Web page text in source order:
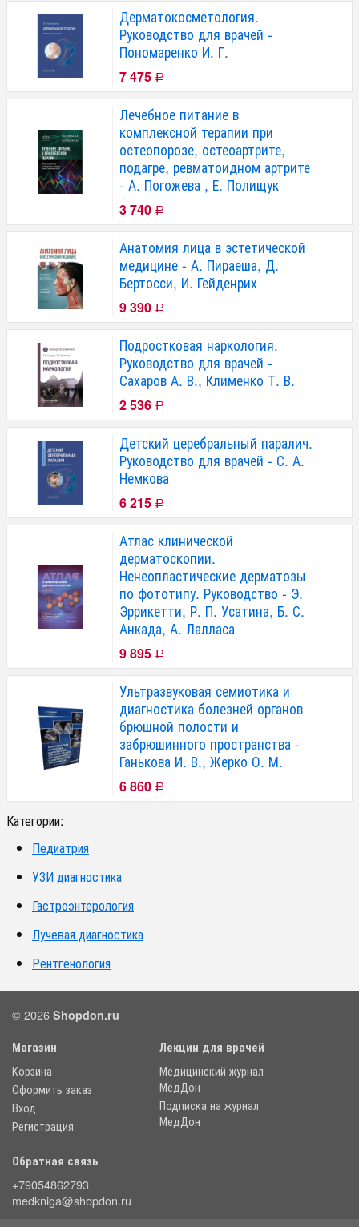
Дерматокосметология.
Руководство для врачей -
Пономаренко И. Г.
7 475 Р
Лечебное питание в
комплексной терапии при
остеопорозе, остеоартрите,
подагре, ревматоидном артрите
- А. Погожева , Е. Полищук
3 740 Р
Анатомия лица в эстетической
медицине - А. Пираеша, Д.
Бертосси, И. Гейденрих
9 390 Р
Подростковая наркология.
Руководство для врачей -
Сахаров А. В., Клименко Т. В.
2 536 Р
Детский церебральный паралич.
Руководство для врачей - С. А.
Немкова
6 215 Р
Атлас клинической
дерматоскопии.
Ненеопластические дерматозы
по фототипу. Руководство - Э.
Эррикетти, Р. П. Усатина, Б. С.
Анкада, А. Лалласа
9 895 Р
Ультразвуковая семиотика и
диагностика болезней органов
брюшной полости и
забрюшинного пространства -
Ганькова И. В., Жерко О. М.
6 860 Р
Категории:
Педиатрия
УЗИ диагностика
Гастроэнтерология
Лучевая диагностика
Рентгенология
© 2026 Shopdon.ru
Магазин
Корзина
Оформить заказ
Вход
Регистрация
Лекции для врачей
Медицинский журнал
МедДон
Подписка на журнал
МедДон
Обратная связь
+79054862793
medkniga@shopdon.ru